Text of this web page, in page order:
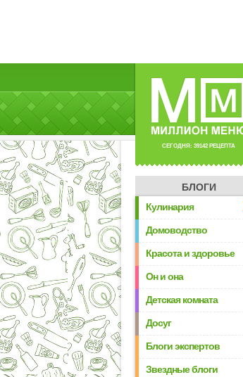
СЕГОДНЯ: 39142 РЕЦЕПТА
БЛОГИ
Кулинария
Домоводство
Красота и здоровье
Он и она
Детская комната
Досуг
Блоги экспертов
Звездные блоги